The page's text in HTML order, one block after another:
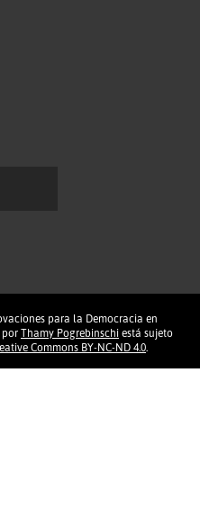
para la Democracia en
por Thamy Pogrebinschi está sujeto
Commons BY-NC-ND 4.0.